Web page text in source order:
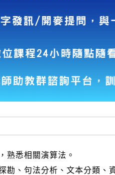
熟悉相關演算法。
勘、句法分析、文本分類、